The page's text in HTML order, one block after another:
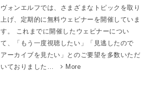
ヴォンエルフでは、さまざまなトピックを取り
上げ、定期的に無料ウェビナーを開催していま
す。 これまでに開催したウェビナーについ
て、「もう一度視聴したい」「見逃したので
アーカイブを見たい」とのご要望を多数いただ
いておりました…
More